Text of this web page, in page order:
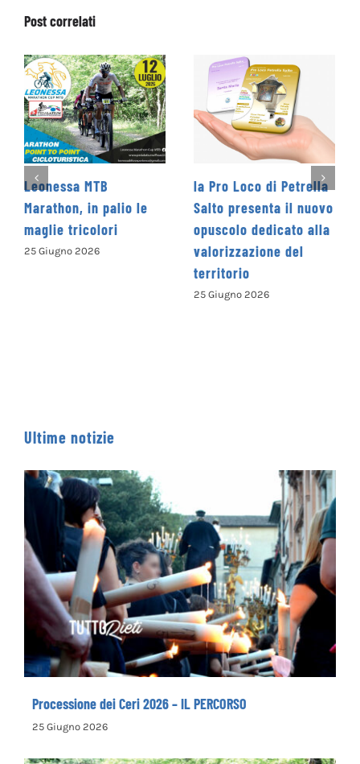
Post correlati
MTB
in palio le
tricolori
2026
la Pro Loco di Petrella
Salto presenta il nuovo
opuscolo dedicato alla
valorizzazione del
territorio
25 Giugno 2026
La
Ultime notizie
Processione dei Ceri 2026 – IL PERCORSO
Processione dei Ceri 2026 – IL PERCORSO
25 Giugno 2026